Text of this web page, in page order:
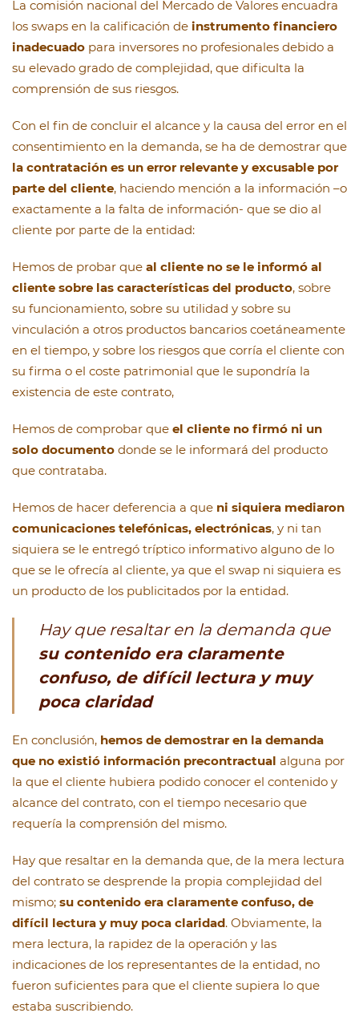
La comisión nacional del Mercado de Valores encuadra
los swaps en la calificación de instrumento financiero
inadecuado para inversores no profesionales debido a
su elevado grado de complejidad, que dificulta la
comprensión de sus riesgos.
Con el fin de concluir el alcance y la causa del error en el
consentimiento en la demanda, se ha de demostrar que
la contratación es un error relevante y excusable por
parte del cliente, haciendo mención a la información –o
exactamente a la falta de información- que se dio al
cliente por parte de la entidad:
Hemos de probar que al cliente no se le informó al
cliente sobre las características del producto, sobre
su funcionamiento, sobre su utilidad y sobre su
vinculación a otros productos bancarios coetáneamente
en el tiempo, y sobre los riesgos que corría el cliente con
su firma o el coste patrimonial que le supondría la
existencia de este contrato,
Hemos de comprobar que el cliente no firmó ni un
solo documento donde se le informará del producto
que contrataba.
Hemos de hacer deferencia a que ni siquiera mediaron
comunicaciones telefónicas, electrónicas, y ni tan
siquiera se le entregó tríptico informativo alguno de lo
que se le ofrecía al cliente, ya que el swap ni siquiera es
un producto de los publicitados por la entidad.
Hay que resaltar en la demanda que
su contenido era claramente
confuso, de difícil lectura y muy
poca claridad
En conclusión, hemos de demostrar en la demanda
que no existió información precontractual alguna por
la que el cliente hubiera podido conocer el contenido y
alcance del contrato, con el tiempo necesario que
requería la comprensión del mismo.
Hay que resaltar en la demanda que, de la mera lectura
del contrato se desprende la propia complejidad del
mismo; su contenido era claramente confuso, de
difícil lectura y muy poca claridad. Obviamente, la
mera lectura, la rapidez de la operación y las
indicaciones de los representantes de la entidad, no
fueron suficientes para que el cliente supiera lo que
estaba suscribiendo.